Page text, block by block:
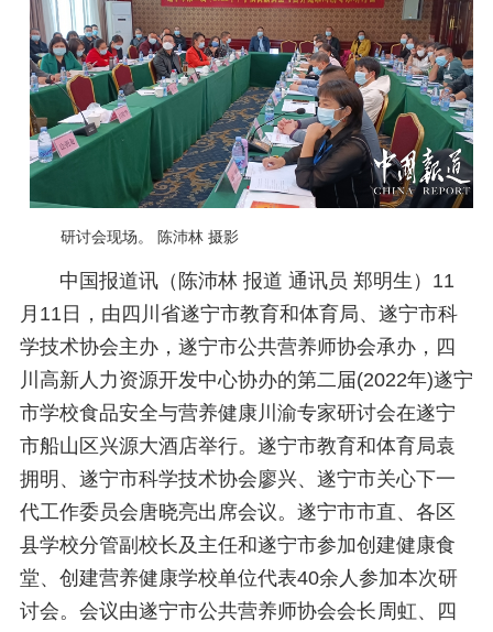
研讨会现场。 陈沛林 摄影
中国报道讯（陈沛林 报道 通讯员 郑明生）11
月11日，由四川省遂宁市教育和体育局、遂宁市科
学技术协会主办，遂宁市公共营养师协会承办，四
川高新人力资源开发中心协办的第二届(2022年)遂宁
市学校食品安全与营养健康川渝专家研讨会在遂宁
市船山区兴源大酒店举行。遂宁市教育和体育局袁
拥明、遂宁市科学技术协会廖兴、遂宁市关心下一
代工作委员会唐晓亮出席会议。遂宁市市直、各区
县学校分管副校长及主任和遂宁市参加创建健康食
堂、创建营养健康学校单位代表40余人参加本次研
讨会。会议由遂宁市公共营养师协会会长 周虹、四